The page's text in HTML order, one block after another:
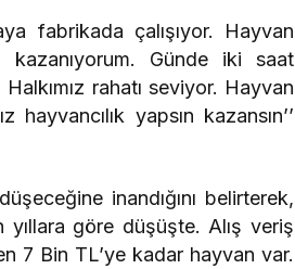
fabrikada çalışıyor. Hayvan
kazanıyorum. Günde iki saat
rahatı seviyor. Hayvan
yapsın kazansın’’
inandığını belirterek,
yıllara göre düşüşte. Alış veriş
7 Bin TL’ye kadar hayvan var.